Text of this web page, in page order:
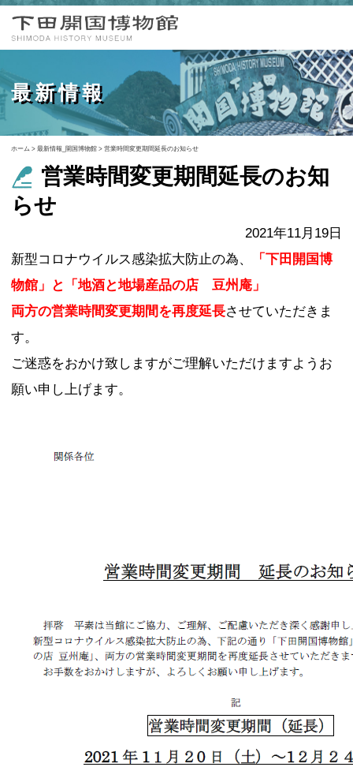
最新情報
ホーム > 最新情報_開国博物館 > 営業時間変更期間延長のお知らせ
営業時間変更期間延長のお知
らせ
2021年11月19日
新型コロナウイルス感染拡大防止の為、
「下田開国博
物館」と「地酒と地場産品の店 豆州庵」
両方の営業時間変更期間を再度延長させていただきま
す。
ご迷惑をおかけ致しますがご理解いただけますようお
願い申し上げます。